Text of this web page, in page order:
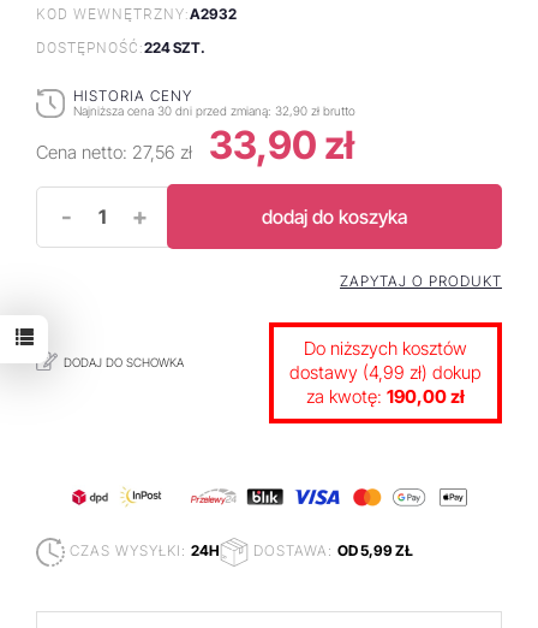
KOD WEWNĘTRZNY:A2932
DOSTĘPNOŚĆ:224 SZT.
HISTORIA CENY
Najniższa cena 30 dni przed zmianą: 32,90 zł brutto
Cena netto: 27,56 zł 33,90 zł
- + dodaj do koszyka
DODAJ DO SCHOWKA
ZAPYTAJ O PRODUKT
Do niższych kosztów
dostawy (4,99 zł) dokup
za kwotę: 190,00 zł
CZAS WYSYŁKI: 24H DOSTAWA: OD 5,99 ZŁ